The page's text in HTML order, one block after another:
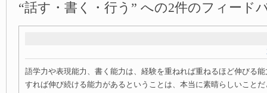
“話す・書く・行う” への2件のフィード
語学力や表現能力、書く能力は、経験を重ねれば重ねるほど伸びる
すれば伸び続ける能力があるということは、本当に素晴らしいこと